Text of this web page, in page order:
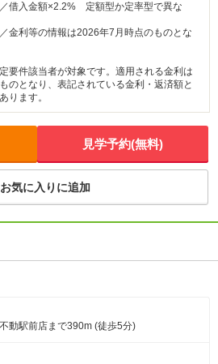
／借入金額×2.2% 定額型か定率型で異な
金利等の情報は2026年7月時点のものとな
要件該当者が対象です。適用される金利は
のとなり、表記されている金利・返済額と
ります。
見学予約(無料)
お気に入りに追加
動駅前店まで390m (徒歩5分)